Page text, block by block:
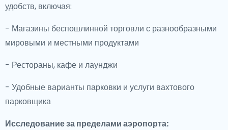
удобств, включая:
- Магазины беспошлинной торговли с разнообразными
мировыми и местными продуктами
- Рестораны, кафе и лаунджи
- Удобные варианты парковки и услуги вахтового
парковщика
Исследование за пределами аэропорта: